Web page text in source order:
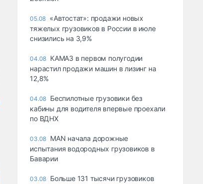
05.08 «Автостат»: продажи новых
тяжелых грузовиков в России в июле
снизились на 3,9%
04.08 КАМАЗ в первом полугодии
нарастил продажи машин в лизинг на
12,8%
04.08 Беспилотные грузовики без
кабины для водителя впервые проехали
по ВДНХ
03.08 MAN начала дорожные
испытания водородных грузовиков в
Баварии
03.08 Больше 131 тысячи грузовиков